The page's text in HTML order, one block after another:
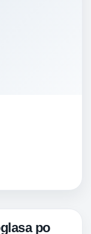
po